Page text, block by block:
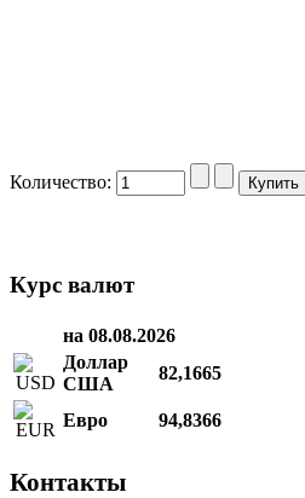
Количество:
Курс валют
на 08.08.2026
Доллар
США
82,1665
Евро 94,8366
Контакты